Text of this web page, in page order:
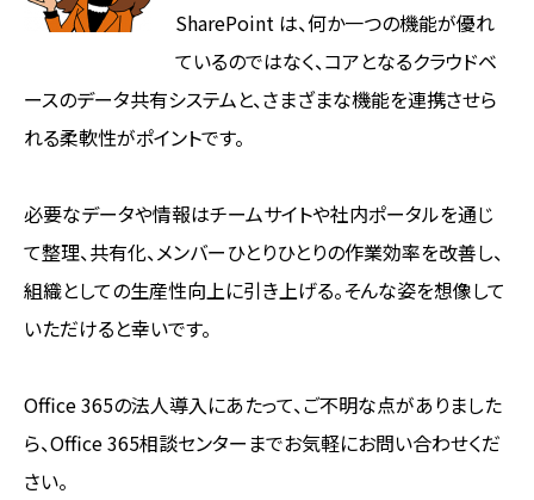
SharePoint は、何か一つの機能が優れ
ているのではなく、コアとなるクラウドベ
ースのデータ共有システムと、さまざまな機能を連携させら
れる柔軟性がポイントです。
必要なデータや情報はチームサイトや社内ポータルを通じ
て整理、共有化、メンバーひとりひとりの作業効率を改善し、
組織としての生産性向上に引き上げる。そんな姿を想像して
いただけると幸いです。
Office 365の法人導入にあたって、ご不明な点がありました
ら、Office 365相談センターまでお気軽にお問い合わせくだ
さい。